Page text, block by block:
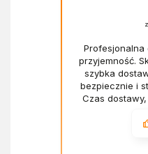
Profesjonalna
przyjemność.
szybka
bezpiecznie i
Czas